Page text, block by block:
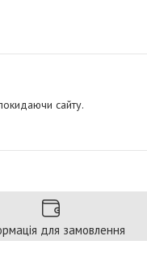
сайту.
для замовлення